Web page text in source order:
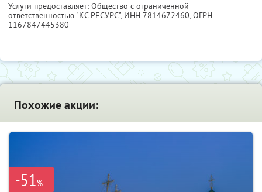
Услуги предоставляет: Общество с ограниченной
ответственностью "КС РЕСУРС", ИНН 7814672460, ОГРН
1167847445380
Похожие акции:
-51%